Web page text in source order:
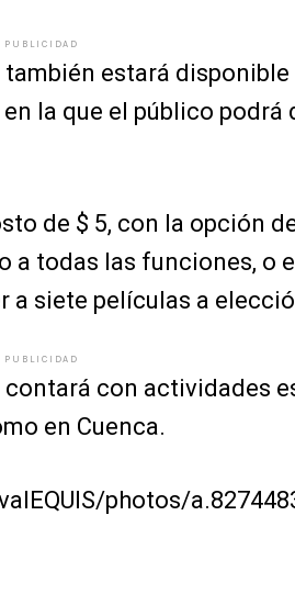
PUBLICIDAD
estará disponible
la que el público
de $ 5, con la opción
a todas las funciones, o
a siete películas a
PUBLICIDAD
con actividades
en Cuenca.
photos/